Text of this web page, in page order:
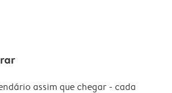
assim que chegar - cada